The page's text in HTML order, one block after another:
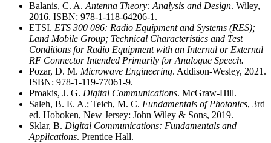
Balanis, C. A. Antenna Theory: Analysis and Design. Wiley,
2016. ISBN: 978-1-118-64206-1.
ETSI. ETS 300 086: Radio Equipment and Systems (RES);
Land Mobile Group; Technical Characteristics and Test
Conditions for Radio Equipment with an Internal or External
RF Connector Intended Primarily for Analogue Speech.
Pozar, D. M. Microwave Engineering. Addison-Wesley, 2021.
ISBN: 978-1-119-77061-9.
Proakis, J. G. Digital Communications. McGraw-Hill.
Saleh, B. E. A.; Teich, M. C. Fundamentals of Photonics, 3rd
ed. Hoboken, New Jersey: John Wiley & Sons, 2019.
Sklar, B. Digital Communications: Fundamentals and
Applications. Prentice Hall.